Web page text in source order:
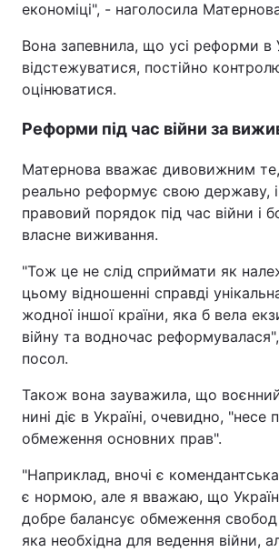
економіці", - наголосила
Вона запевнила, що усі реформи в
відстежуватися, постійно
оцінюватися.
Реформи під час війни за
Матернова вважає дивовижним
реально реформує свою державу,
правовий порядок під час війни і
власне виживання.
"Тож це не слід сприймати як
цьому відношенні справді
жодної іншої країни, яка б вела
війну та водночас
посол.
Також вона зауважила, що
нині діє в Україні, очевидно, "несе
обмеження основних прав".
"Наприклад, вночі є
є нормою, але я вважаю, що
добре балансує обмеження свобод
яка необхідна для ведення війни,